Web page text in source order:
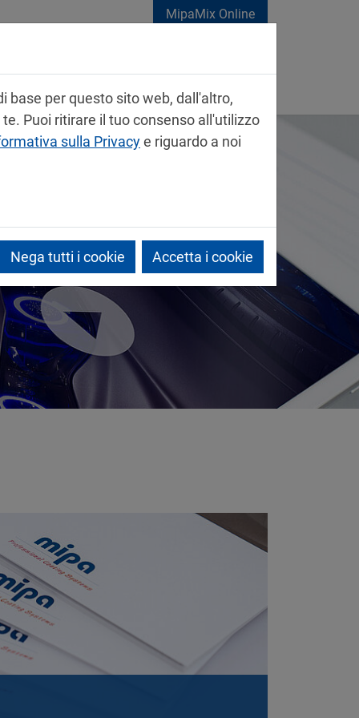
MipaMix Online
base per questo sito web, dall'altro,
Puoi ritirare il tuo consenso all'utilizzo
sulla Privacye riguardo a noi
Nega tutti i cookie Accetta i cookie